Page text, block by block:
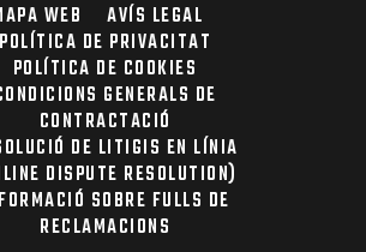
WEB
AVÍS LEGAL
POLÍTICA DE PRIVACITAT
POLÍTICA DE COOKIES
GENERALS DE
CONTRACTACIÓ
DE LITIGIS EN LÍNIA
DISPUTE RESOLUTION)
SOBRE FULLS DE
RECLAMACIONS